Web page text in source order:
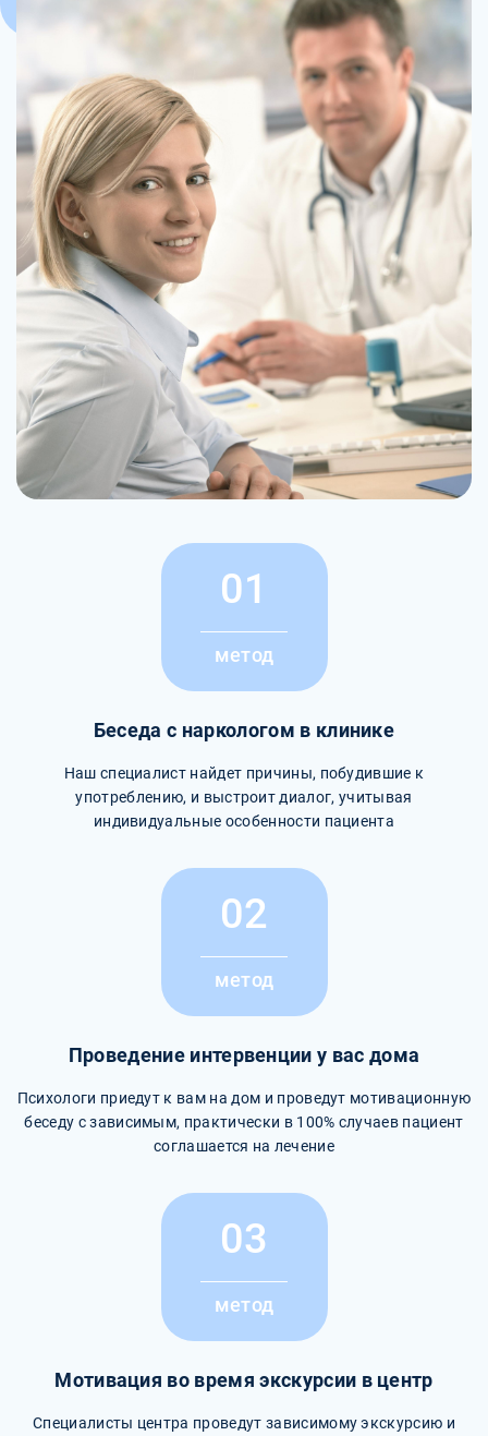
01
метод
Беседа с наркологом в клинике
Наш специалист найдет причины, побудившие к
употреблению, и выстроит диалог, учитывая
индивидуальные особенности пациента
02
метод
Проведение интервенции у вас дома
Психологи приедут к вам на дом и проведут мотивационную
беседу с зависимым, практически в 100% случаев пациент
соглашается на лечение
03
метод
Мотивация во время экскурсии в центр
Специалисты центра проведут зависимому экскурсию и